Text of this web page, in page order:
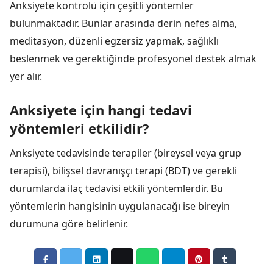
Anksiyete kontrolü için çeşitli yöntemler
bulunmaktadır. Bunlar arasında derin nefes alma,
meditasyon, düzenli egzersiz yapmak, sağlıklı
beslenmek ve gerektiğinde profesyonel destek almak
yer alır.
Anksiyete için hangi tedavi
yöntemleri etkilidir?
Anksiyete tedavisinde terapiler (bireysel veya grup
terapisi), bilişsel davranışçı terapi (BDT) ve gerekli
durumlarda ilaç tedavisi etkili yöntemlerdir. Bu
yöntemlerin hangisinin uygulanacağı ise bireyin
durumuna göre belirlenir.